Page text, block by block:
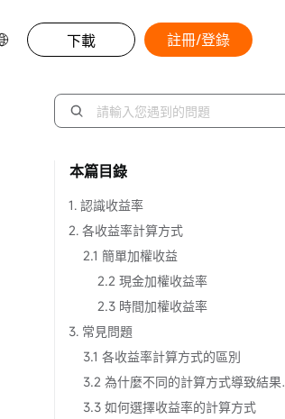
下載 註冊/登錄
本篇目錄
1. 認識收益率
2. 各收益率計算方式
2.1 簡單加權收益
2.2 現金加權收益率
2.3 時間加權收益率
3. 常見問題
3.1 各收益率計算方式的區別
3.2 為
3.3 如何選擇收益率的計算方式